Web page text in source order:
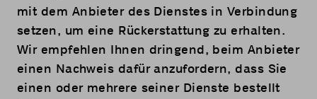
mit dem Anbieter des Dienstes in Verbindung
setzen, um eine Rückerstattung zu erhalten.
Wir empfehlen Ihnen dringend, beim Anbieter
einen Nachweis dafür anzufordern, dass Sie
einen oder mehrere seiner Dienste bestellt